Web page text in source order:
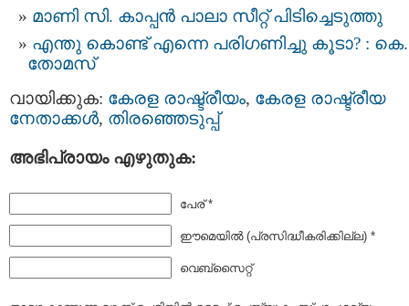
മാണി സി. കാപ്പൻ പാലാ സീറ്റ് പിടിച്ചെടുത്തു
എന്തു കൊണ്ട് എന്നെ പരിഗണിച്ചു കൂടാ? : കെ.
തോമസ്
വായിക്കുക: കേരള രാഷ്ട്രീയം, കേരള രാഷ്ട്രീയ
നേതാക്കള്‍, തിരഞ്ഞെടുപ്പ്
അഭിപ്രായം എഴുതുക:
പേര് *
ഈമെയില്‍ (പ്രസിദ്ധീകരിക്കില്ല) *
വെബ്സൈറ്റ്